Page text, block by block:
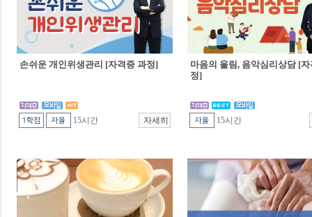
손쉬운 개인위생관리 [자격증 과정]
15시간
마음의 울림, 음악심리상담 [
정]
15시간